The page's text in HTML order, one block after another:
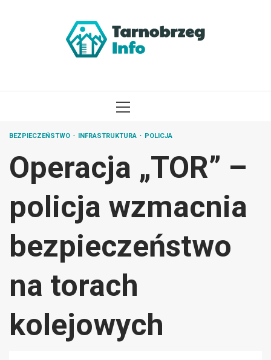
MENU
BEZPIECZEŃSTWO INFRASTRUKTURA POLICJA
Operacja „TOR” –
policja wzmacnia
bezpieczeństwo
na torach
kolejowych